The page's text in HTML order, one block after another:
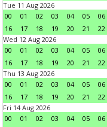
Tue 11 Aug 2026
00
01 02 03 04 05 06
16
17 18 19 20 21 22
Wed 12 Aug 2026
00
01 02 03 04 05 06
16
17 18 19 20 21 22
Thu 13 Aug 2026
00
01 02 03 04 05 06
16
17 18 19 20 21 22
Fri 14 Aug 2026
00
01 02 03 04 05 06